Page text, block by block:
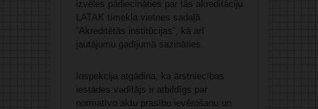
izvēles pārliecināties par tās akreditāciju
LATAK tīmekļa vietnes sadaļā
“Akreditētās institūcijas”, kā arī
jautājumu gadījumā sazināties.
Inspekcija atgādina, ka ārstniecības
iestādes vadītājs ir atbildīgs par
normatīvo aktu prasību ievērošanu un